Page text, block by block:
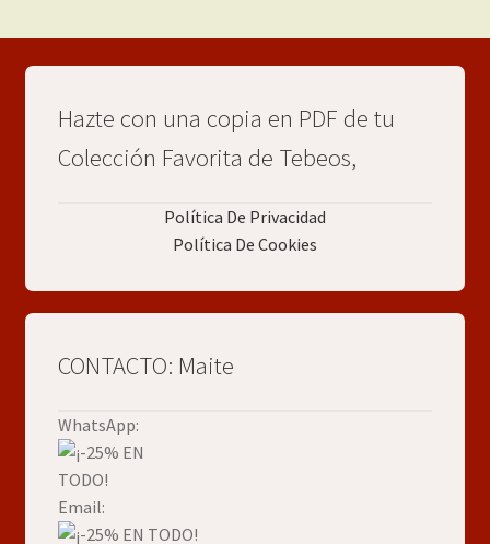
Hazte con una copia en PDF de tu
Colección Favorita de Tebeos,
Política De Privacidad
Política De Cookies
CONTACTO: Maite
WhatsApp:
Email: